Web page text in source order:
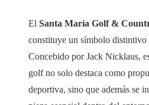
El Santa María Golf &
constituye un símbolo distintivo
Concebido por Jack Nicklaus,
golf no solo destaca como
deportiva, sino que además se